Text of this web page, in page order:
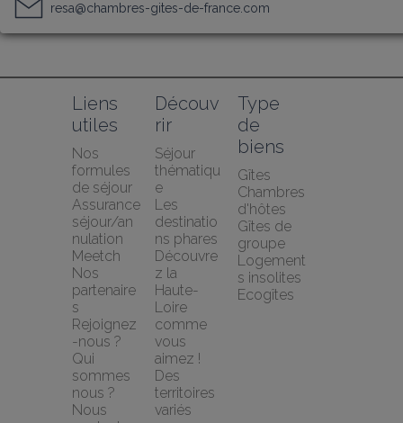
resa@chambres-gites-de-france.com
Liens
utiles
Nos
formules
de séjour
Assurance
séjour/an
nulation
Meetch
Nos
partenaire
s
Rejoignez
-nous ?
Qui
sommes
nous ?
Nous
Découv
rir
Séjour
thématiqu
e
Les
destinatio
ns phares
Découvre
z la
Haute-
Loire
comme
vous
aimez !
Des
territoires
variés
Type
de
biens
Gîtes
Chambres
d'hôtes
Gîtes de
groupe
Logement
s insolites
Ecogîtes